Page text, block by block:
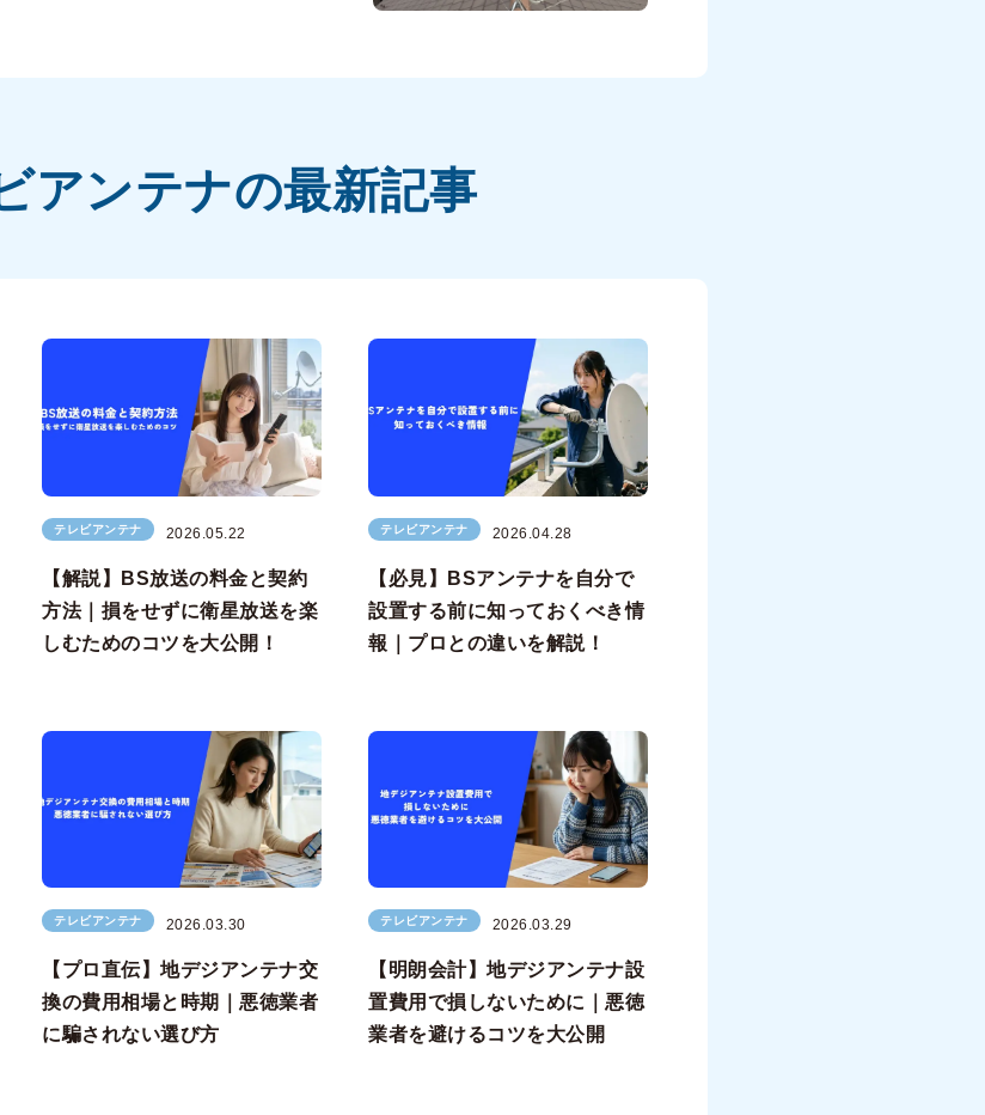
アンテナの最新記事
テレビアンテナ 2026.05.22
【解説】BS放送の料金と契約
方法｜損をせずに衛星放送を楽
しむためのコツを大公開！
テレビアンテナ 2026.04.28
【必見】BSアンテナを自分で
設置する前に知っておくべき情
報｜プロとの違いを解説！
テレビアンテナ 2026.03.30
【プロ直伝】地デジアンテナ交
換の費用相場と時期｜悪徳業者
に騙されない選び方
テレビアンテナ 2026.03.29
【明朗会計】地デジアンテナ設
置費用で損しないために｜悪徳
業者を避けるコツを大公開